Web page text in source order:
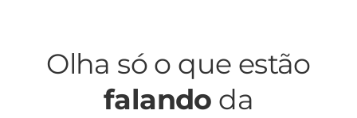
Olha só o que estão
falando da